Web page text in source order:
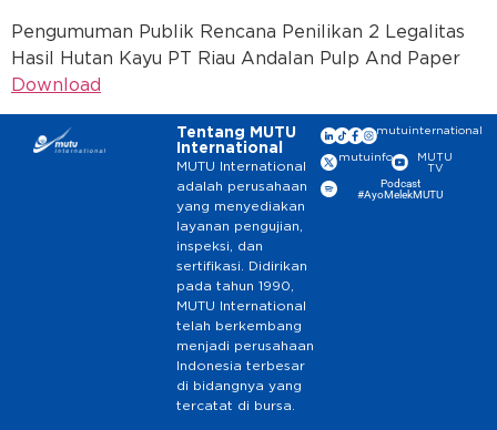
Pengumuman Publik Rencana Penilikan 2 Legalitas
Hasil Hutan Kayu PT Riau Andalan Pulp And Paper
Download
Tentang MUTU
International
MUTU International
adalah perusahaan
yang menyediakan
layanan pengujian,
inspeksi, dan
sertifikasi. Didirikan
pada tahun 1990,
MUTU International
telah berkembang
menjadi perusahaan
Indonesia terbesar
di bidangnya yang
tercatat di bursa.
mutuinternational
mutuinfo
MUTU
TV
Podcast
#AyoMelekMUTU